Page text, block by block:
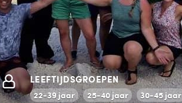
LEEFTIJDSGROEPEN
22-39 jaar 25-40 jaar 30-45 jaar